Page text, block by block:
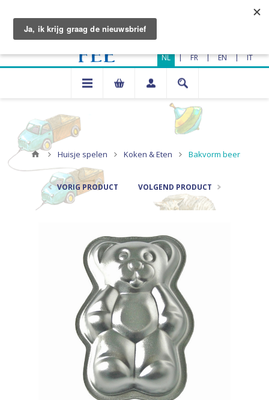
NL | FR | EN | IT
Huisje spelen Koken & Eten Bakvorm beer
VORIG PRODUCT VOLGEND PRODUCT